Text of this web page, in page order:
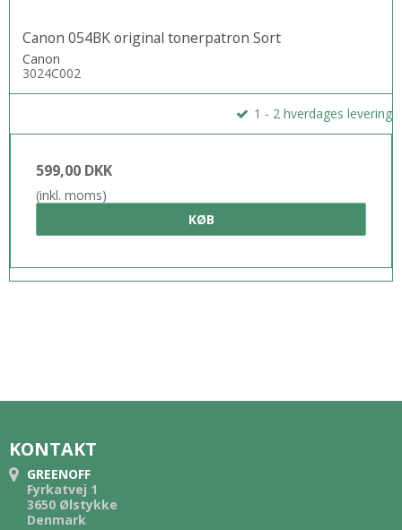
Canon 054BK original tonerpatron Sort
Canon
3024C002
1 - 2 hverdages levering
599,00 DKK
(inkl. moms)
KØB
KONTAKT
GREENOFF
Fyrkatvej 1
3650 Ølstykke
Denmark